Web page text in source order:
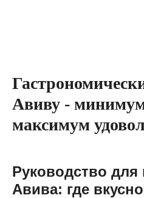
Авиву - минимум
максимум
Руководство для
Авива: где